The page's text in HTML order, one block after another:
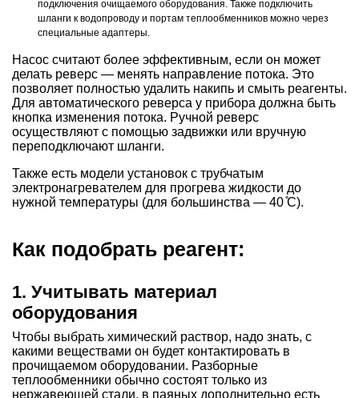
подключения очищаемого оборудования. Также подключить
шланги к водопроводу и портам теплообменников можно через
специальные адаптеры.
Насос считают более эффективным, если он может
делать реверс — менять направление потока. Это
позволяет полностью удалить накипь и смыть реагенты.
Для автоматического реверса у прибора должна быть
кнопка изменения потока. Ручной реверс
осуществляют с помощью задвижки или вручную
переподключают шланги.
Также есть модели установок с трубчатым
электронагревателем для прогрева жидкости до
нужной температуры (для большинства — 40 ̊C).
Как подобрать реагент:
1. Учитывать материал
оборудования
Чтобы выбрать химический раствор, надо знать, с
какими веществами он будет контактировать в
прочищаемом оборудовании. Разборные
теплообменники обычно состоят только из
нержавеющей стали, в паяных дополнительно есть